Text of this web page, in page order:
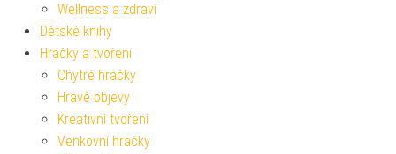
Wellness a zdraví
Dětské knihy
Hračky a tvoření
Chytré hračky
Hravé objevy
Kreativní tvoření
Venkovní hračky